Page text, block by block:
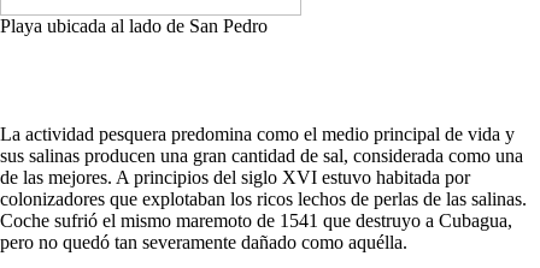
Playa ubicada al lado de San Pedro
La actividad pesquera predomina como el medio principal de vida y
sus salinas producen una gran cantidad de sal, considerada como una
de las mejores. A principios del siglo XVI estuvo habitada por
colonizadores que explotaban los ricos lechos de perlas de las salinas.
Coche sufrió el mismo maremoto de 1541 que destruyo a Cubagua,
pero no quedó tan severamente dañado como aquélla.